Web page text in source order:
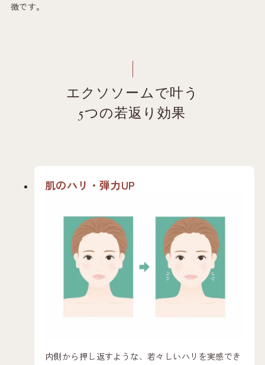
徴です。
エクソソームで叶う
5つの若返り効果
肌のハリ・弾力UP
内側から押し返すような、若々しいハリを実感でき